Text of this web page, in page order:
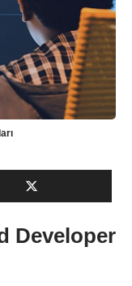
Developer